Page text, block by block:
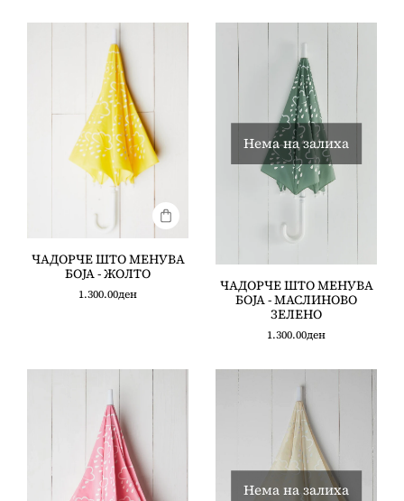
ЧАДОРЧЕ ШТО МЕНУВА
БОЈА - ЖОЛТО
1.300.00ден
Нема на залиха
ЧАДОРЧЕ ШТО МЕНУВА
БОЈА - МАСЛИНОВО
ЗЕЛЕНО
1.300.00ден
Нема на залиха